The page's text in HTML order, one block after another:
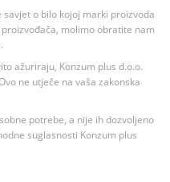
o bilo kojoj marki proizvoda
molimo obratite nam
ažuriraju, Konzum plus d.o.o.
ne utječe na vaša zakonska
potrebe, a nije ih dozvoljeno
suglasnosti Konzum plus